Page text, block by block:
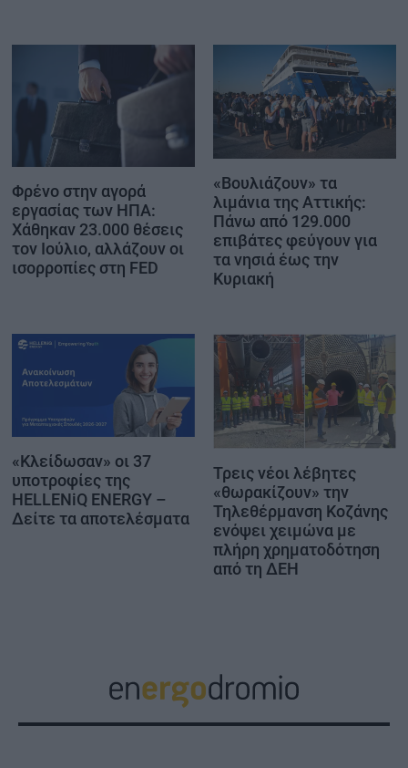
Φρένο στην αγορά
εργασίας των ΗΠΑ:
Χάθηκαν 23.000 θέσεις
τον Ιούλιο, αλλάζουν οι
ισορροπίες στη FED
«Βουλιάζουν» τα
λιμάνια της Αττικής:
Πάνω από 129.000
επιβάτες φεύγουν για
τα νησιά έως την
Κυριακή
«Κλείδωσαν» οι 37
υποτροφίες της
HELLENiQ ENERGY –
Δείτε τα αποτελέσματα
Τρεις νέοι λέβητες
«θωρακίζουν» την
Τηλεθέρμανση Κοζάνης
ενόψει χειμώνα με
πλήρη χρηματοδότηση
από τη ΔΕΗ